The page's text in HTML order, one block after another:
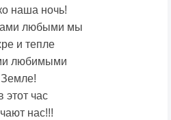
наша ночь!
любыми мы
и тепле
любимыми
этот час
нас!!!